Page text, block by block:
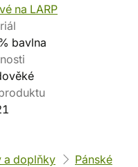
na LARP
bavlna
a doplňky Pánské